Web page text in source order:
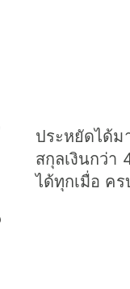
ประหยัดได้ม
สกุลเงินกว่า
ได้ทุกเมื่อ ค